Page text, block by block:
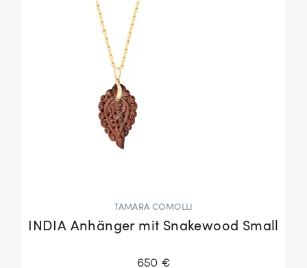
TAMARA COMOLLI
INDIA Anhänger mit Snakewood Small
650 €